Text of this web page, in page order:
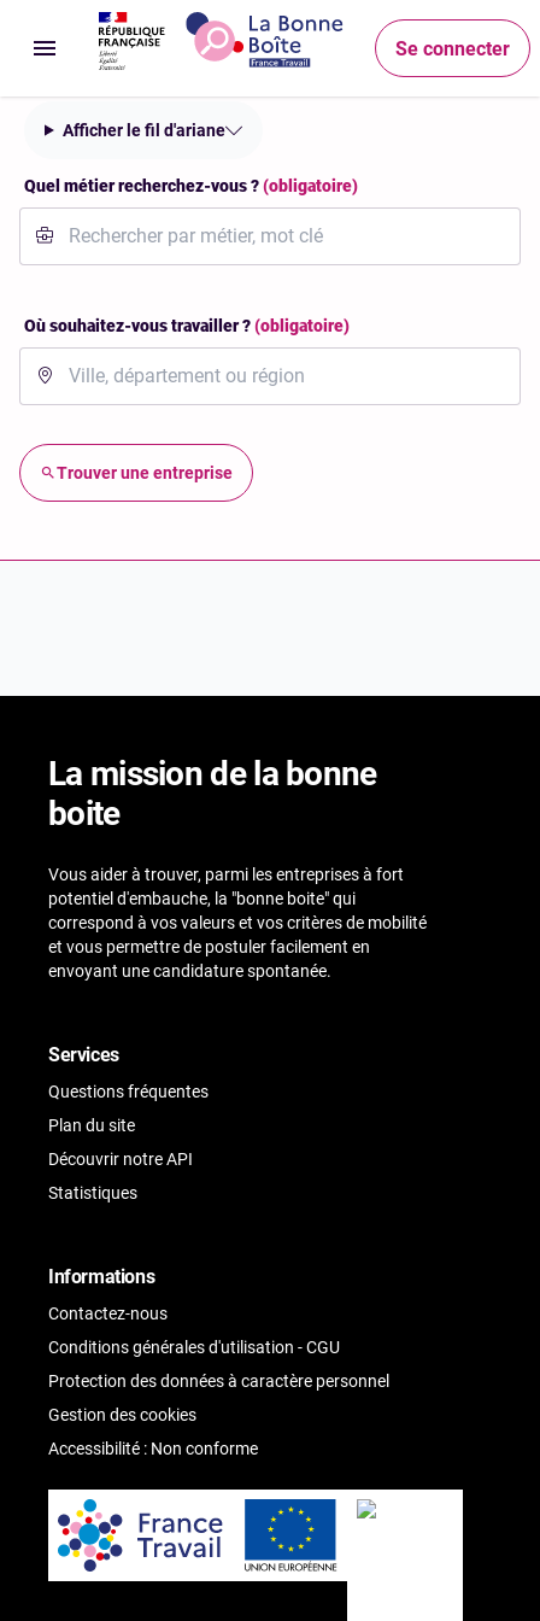
Accéder au menu
Accéder au contenu principal
Accéder au pied de page
Ouvrir le menu Se connecter
Afficher le fil d'ariane
Quel métier recherchez-vous ?(obligatoire)
Où souhaitez-vous travailler ?(obligatoire)
Trouver une entreprise
La mission de la bonne
boite
Vous aider à trouver, parmi les entreprises à fort
potentiel d'embauche, la "bonne boite" qui
correspond à vos valeurs et vos critères de mobilité
et vous permettre de postuler facilement en
envoyant une candidature spontanée.
Services
Questions fréquentes
Plan du site
Découvrir notre API
Statistiques
Informations
Contactez-nous
Conditions générales d'utilisation - CGU
Protection des données à caractère personnel
Gestion des cookies
Accessibilité : Non conforme